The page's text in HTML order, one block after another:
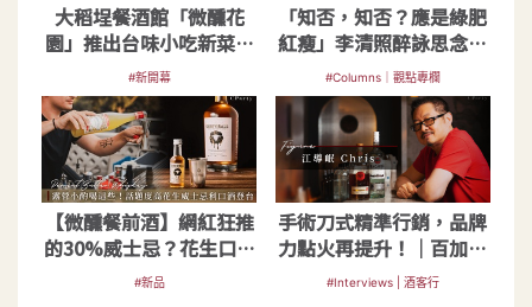
大稻埕餐酒館「微醺花
園」推出台味小吃新菜與
創新中藥調酒
#新開幕
「知否，知否？應是綠肥
紅瘦」李清照醉詠思念傳
千年
#Columns｜觀點專欄
【微醺餐前酒】網紅狂推
的30%威士忌？花生口味
威士忌利口酒來台
#新品
手術刀式精準行銷，品牌
力點火再提升！｜百加得
台港澳地區商務總監Chris
#Interviews | 酒客行